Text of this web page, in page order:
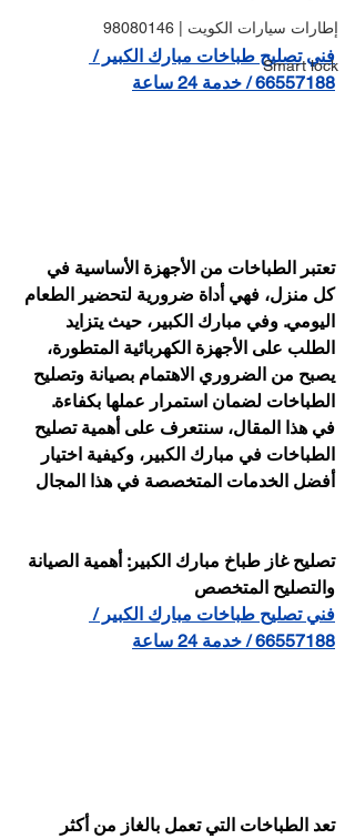
إطارات سيارات الكويت | 98080146
Smart lock
فني تصليح طباخات مبارك الكبير /
66557188 / خدمة 24 ساعة
تعتبر الطباخات من الأجهزة الأساسية في
كل منزل، فهي أداة ضرورية لتحضير الطعام
اليومي. وفي مبارك الكبير، حيث يتزايد
الطلب على الأجهزة الكهربائية المتطورة،
يصبح من الضروري الاهتمام بصيانة وتصليح
الطباخات لضمان استمرار عملها بكفاءة.
في هذا المقال، سنتعرف على أهمية تصليح
الطباخات في مبارك الكبير، وكيفية اختيار
أفضل الخدمات المتخصصة في هذا المجال
تصليح غاز طباخ مبارك الكبير: أهمية الصيانة
والتصليح المتخصص
فني تصليح طباخات مبارك الكبير /
66557188 / خدمة 24 ساعة
تعد الطباخات التي تعمل بالغاز من أكثر